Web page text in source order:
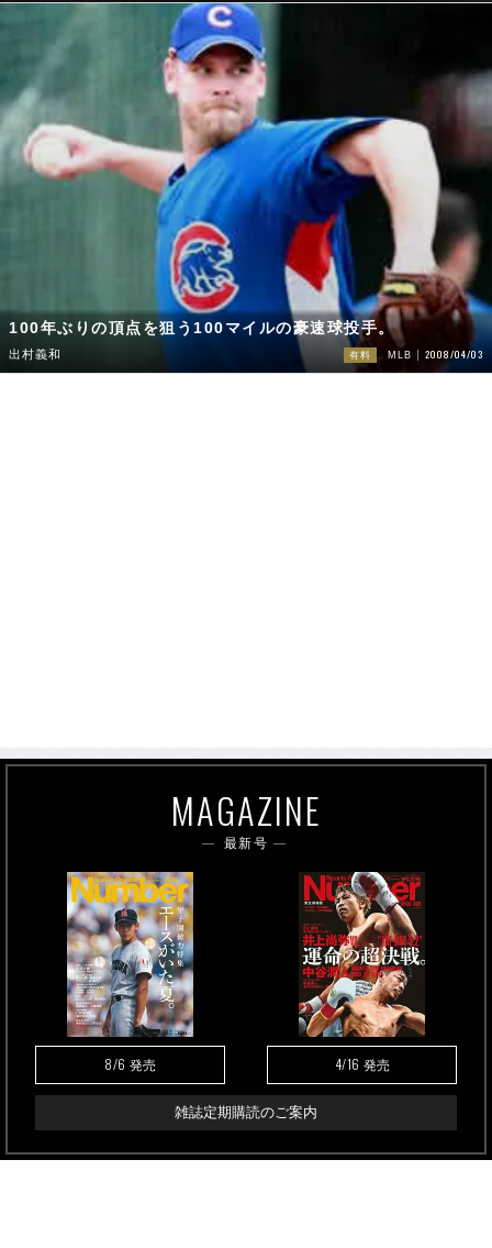
100年ぶりの頂点を狙う100マイルの豪速球投手。
出村義和 有料 MLB 2008/04/03
MAGAZINE
最新号
8/6 発売 4/16 発売
雑誌定期購読のご案内